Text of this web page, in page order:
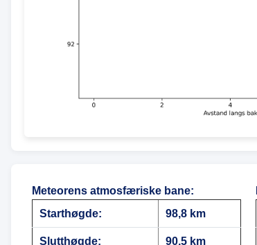
Meteorens atmosfæriske bane:
Starthøgde:
98,8 km
Slutthøgde: 90,5 km